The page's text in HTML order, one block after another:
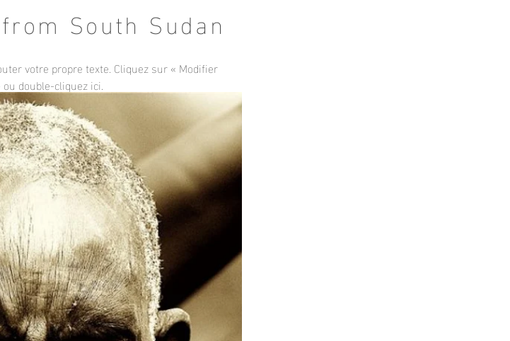
South Sudan
votre propre texte. Cliquez sur « Modifier
ou double-cliquez ici.